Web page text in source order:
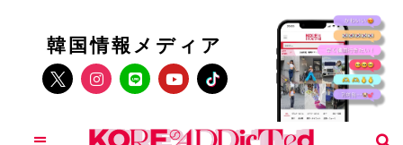
韓国情報メディア